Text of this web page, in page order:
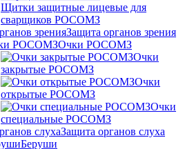
Щитки защитные лицевые для
сварщиков РОСОМЗ
Защита органов зрения
Очки РОСОМЗ
Очки
закрытые РОСОМЗ
Очки
открытые РОСОМЗ
Очки
специальные РОСОМЗ
Защита органов слуха
Беруши